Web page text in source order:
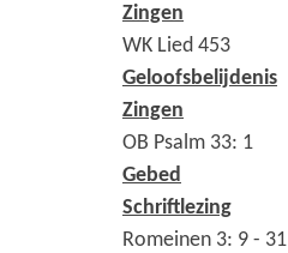
Zingen
WK Lied 453
Geloofsbelijdenis
Zingen
OB Psalm 33: 1
Gebed
Schriftlezing
Romeinen 3: 9 - 31